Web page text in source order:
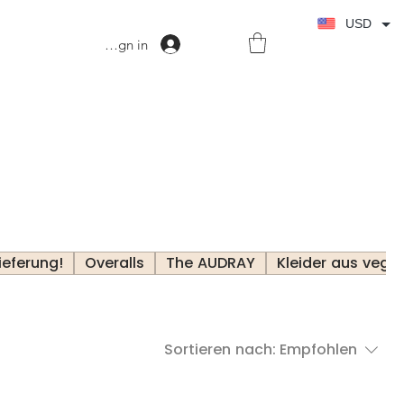
Sign in
Overalls The AUDRAY Kleider aus
Sortieren nach: Empfohlen
USD